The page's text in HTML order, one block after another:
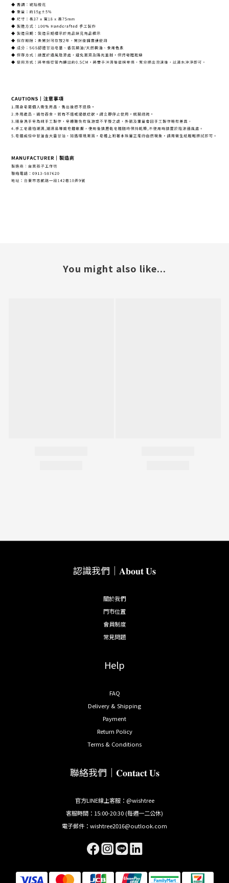
You might also like...
認識我們｜𝐀𝐛𝐨𝐮𝐭 𝐔𝐬
關於我們
門市位置
會員制度
常見問題
Help
FAQ
Delivery & Shipping
Payment
Return Policy
Terms & Conditions
聯絡我們｜𝐂𝐨𝐧𝐭𝐚𝐜𝐭 𝐔𝐬
官方LINE線上客服：@wishtree
客服時間：15:00-20:30 (每週一二公休)
電子郵件：wishtree2016@outlook.com